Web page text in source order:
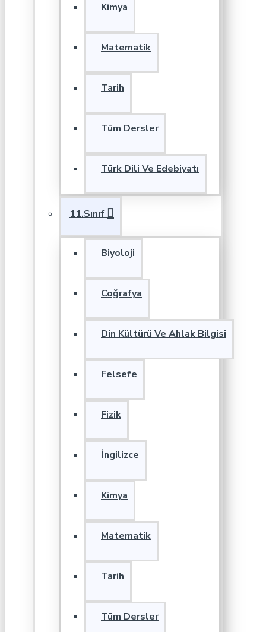
Kimya
Matematik
Tarih
Tüm Dersler
Türk Dili Ve Edebiyatı
11.Sınıf
Biyoloji
Coğrafya
Din Kültürü Ve Ahlak Bilgisi
Felsefe
Fizik
İngilizce
Kimya
Matematik
Tarih
Tüm Dersler